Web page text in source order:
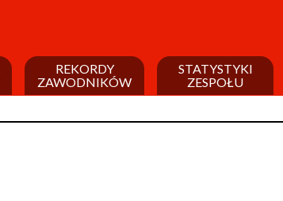
REKORDY
ZAWODNIKÓW
STATYSTYKI
ZESPOŁU